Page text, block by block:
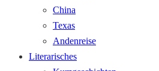
China
Texas
Andenreise
Literarisches